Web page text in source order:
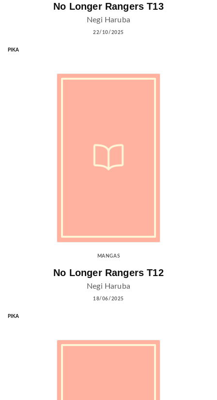
No Longer Rangers T13
Negi Haruba
22/10/2025
PIKA
MANGAS
No Longer Rangers T12
Negi Haruba
18/06/2025
PIKA